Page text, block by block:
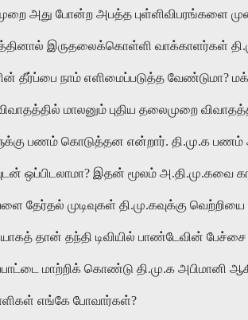
அது போன்ற அபத்த புள்ளிவிபரங்களை
இருதலைக்கொள்ளி வாக்காளர்கள்
தீர்ப்பை நாம் எளிமைப்படுத்த வேண்டுமா?
மாலனும் புதிய தலைமுறை
பணம் கொடுத்தன என்றார். தி.மு.க பணம்
ஒப்பிடலாமா? இதன் மூலம் அ.தி.மு.கவை
தேர்தல் முடிவுகள் தி.மு.கவுக்கு
தான் தந்தி டிவியில் பாண்டேவின்
மாற்றிக் கொண்டு தி.மு.க அபிமானி
எங்கே போவார்கள்?